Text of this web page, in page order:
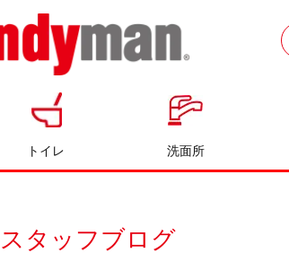
ッチンのリフォームならハン
トイレ 洗面所
スタッフブログ